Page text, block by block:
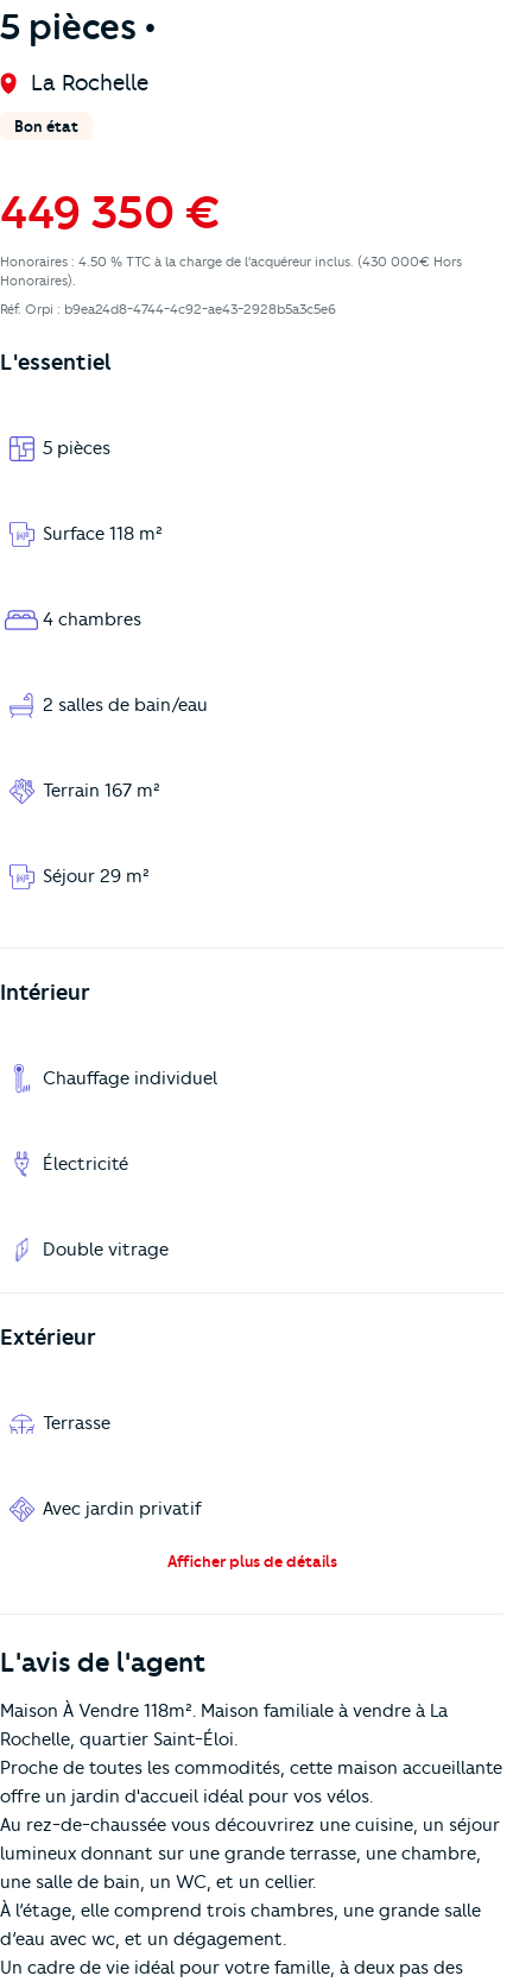
5 pièces •
La Rochelle
Bon état
449 350 €
Honoraires : 4.50 % TTC à la charge de l'acquéreur inclus. (430 000€ Hors
Honoraires).
Réf. Orpi : b9ea24d8-4744-4c92-ae43-2928b5a3c5e6
L'essentiel
5 pièces
Surface 118 m²
4 chambres
2 salles de bain/eau
Terrain 167 m²
Séjour 29 m²
Intérieur
Chauffage individuel
Électricité
Double vitrage
Extérieur
Terrasse
Avec jardin privatif
Afficher plus de détails
L'avis de l'agent
Maison À Vendre 118m². Maison familiale à vendre à La
Rochelle, quartier Saint-Éloi.
Proche de toutes les commodités, cette maison accueillante
offre un jardin d'accueil idéal pour vos vélos.
Au rez-de-chaussée vous découvrirez une cuisine, un séjour
lumineux donnant sur une grande terrasse, une chambre,
une salle de bain, un WC, et un cellier.
À l’étage, elle comprend trois chambres, une grande salle
d’eau avec wc, et un dégagement.
Un cadre de vie idéal pour votre famille, à deux pas des